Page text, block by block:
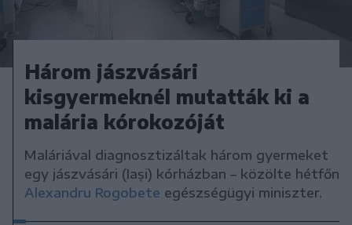
Három jászvásári
kisgyermeknél mutatták ki a
malária kórokozóját
Maláriával diagnosztizáltak három gyermeket
egy jászvásári (Iași) kórházban – közölte hétfőn
Alexandru Rogobete egészségügyi miniszter.